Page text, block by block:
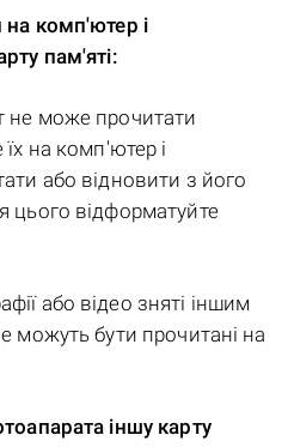
комп'ютер і
пам'яті:
не може прочитати
на комп'ютер і
або відновити з його
цього відформатуйте
або відео зняті іншим
можуть бути прочитані на
іншу карту